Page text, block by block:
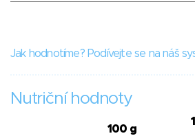
Jak hodnotíme? Podívejte se na náš
Nutriční hodnoty
100 g